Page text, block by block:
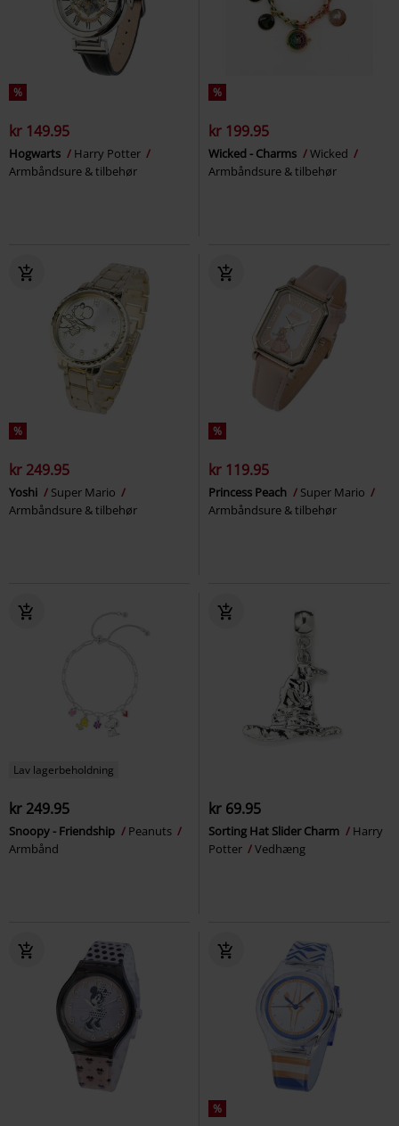
%
kr 149.95
Hogwarts
Harry Potter
Armbåndsure & tilbehør
%
kr 199.95
Wicked - Charms
Wicked
Armbåndsure & tilbehør
%
kr 249.95
Yoshi
Super Mario
Armbåndsure & tilbehør
%
kr 119.95
Princess Peach
Super Mario
Armbåndsure & tilbehør
Lav lagerbeholdning
kr 249.95
Snoopy - Friendship
Peanuts
Armbånd
kr 69.95
Sorting Hat Slider Charm
Harry
Potter
Vedhæng
%